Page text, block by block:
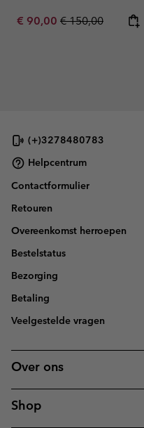
Sale price:
€ 90,00 Regular price:
€ 150,00
(+)3278480783
Helpcentrum
Contactformulier
Retouren
Overeenkomst herroepen
Bestelstatus
Bezorging
Betaling
Veelgestelde vragen
Over ons
Shop